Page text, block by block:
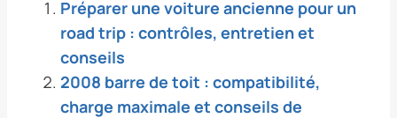
Préparer une voiture ancienne pour un
road trip : contrôles, entretien et
conseils
2008 barre de toit : compatibilité,
charge maximale et conseils de